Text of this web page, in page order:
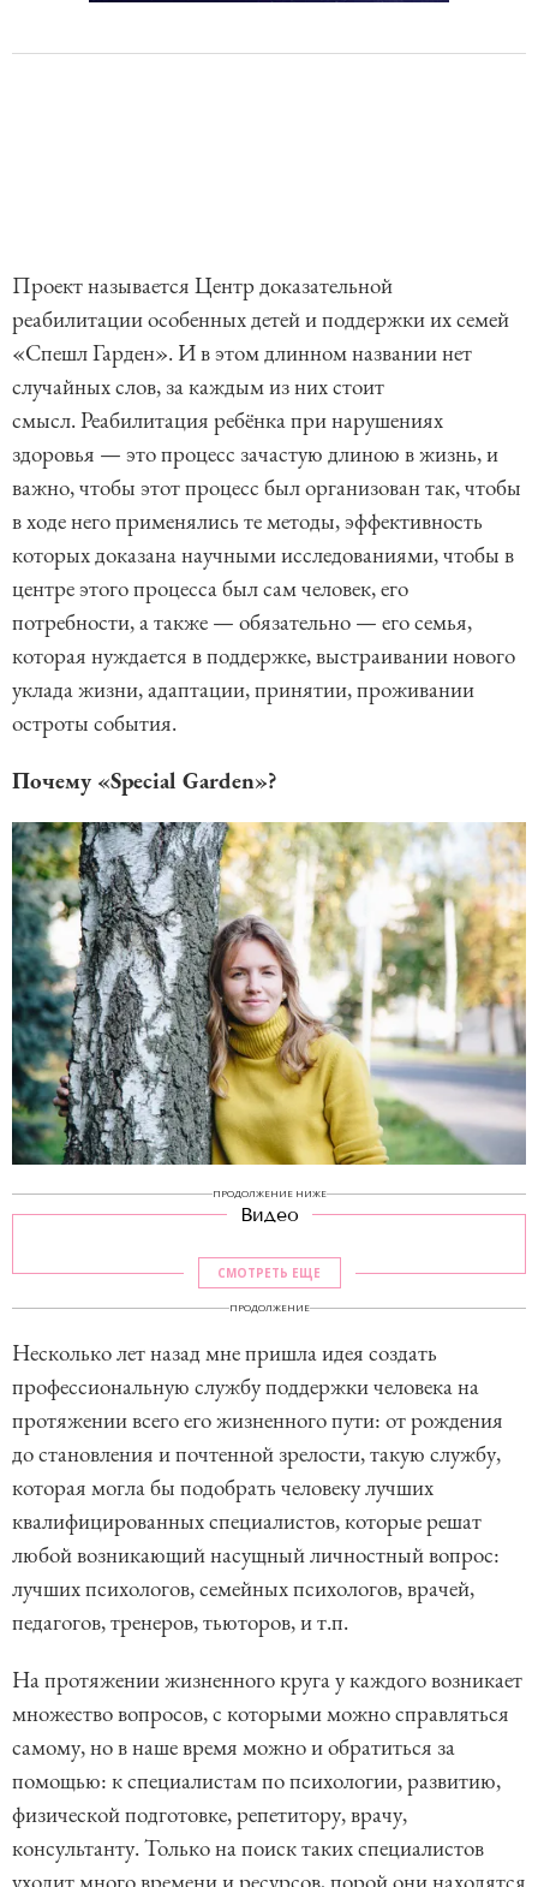
Проект называется Центр доказательной
реабилитации особенных детей и поддержки их семей
«Спешл Гарден». И в этом длинном названии нет
случайных слов, за каждым из них стоит
смысл. Реабилитация ребёнка при нарушениях
здоровья — это процесс зачастую длиною в жизнь, и
важно, чтобы этот процесс был организован так, чтобы
в ходе него применялись те методы, эффективность
которых доказана научными исследованиями, чтобы в
центре этого процесса был сам человек, его
потребности, а также — обязательно — его семья,
которая нуждается в поддержке, выстраивании нового
уклада жизни, адаптации, принятии, проживании
остроты события.
Почему «Special Garden»?
ПРОДОЛЖЕНИЕ НИЖЕ
Видео
СМОТРЕТЬ ЕЩЕ
ПРОДОЛЖЕНИЕ
Несколько лет назад мне пришла идея создать
профессиональную службу поддержки человека на
протяжении всего его жизненного пути: от рождения
до становления и почтенной зрелости, такую службу,
которая могла бы подобрать человеку лучших
квалифицированных специалистов, которые решат
любой возникающий насущный личностный вопрос:
лучших психологов, семейных психологов, врачей,
педагогов, тренеров, тьюторов, и т.п.
На протяжении жизненного круга у каждого возникает
множество вопросов, с которыми можно справляться
самому, но в наше время можно и обратиться за
помощью: к специалистам по психологии, развитию,
физической подготовке, репетитору, врачу,
консультанту. Только на поиск таких специалистов